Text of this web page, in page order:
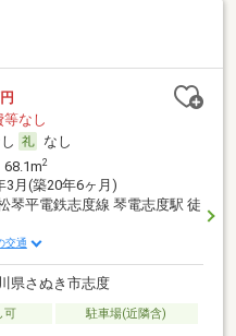
等なし
なし
2
3月(築20年6ヶ月)
琴平電鉄志度線 琴電志度駅 徒
交通
県さぬき市志度
可
駐車場(近隣含)